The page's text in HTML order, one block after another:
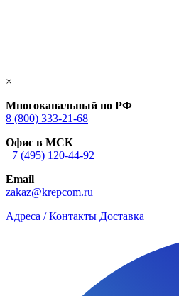
×
Многоканальный по РФ
8 (800) 333‑21-68
Офис в МСК
+7 (495) 120-44-92
Email
zakaz@krepcom.ru
Адреса / Контакты Доставка